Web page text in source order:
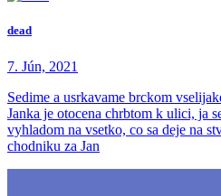
dead
7. Jún, 2021
Sedime a usrkavame brckom
Janka je otocena chrbtom k ulici, ja
vyhladom na vsetko, co sa deje na
chodniku za Jan